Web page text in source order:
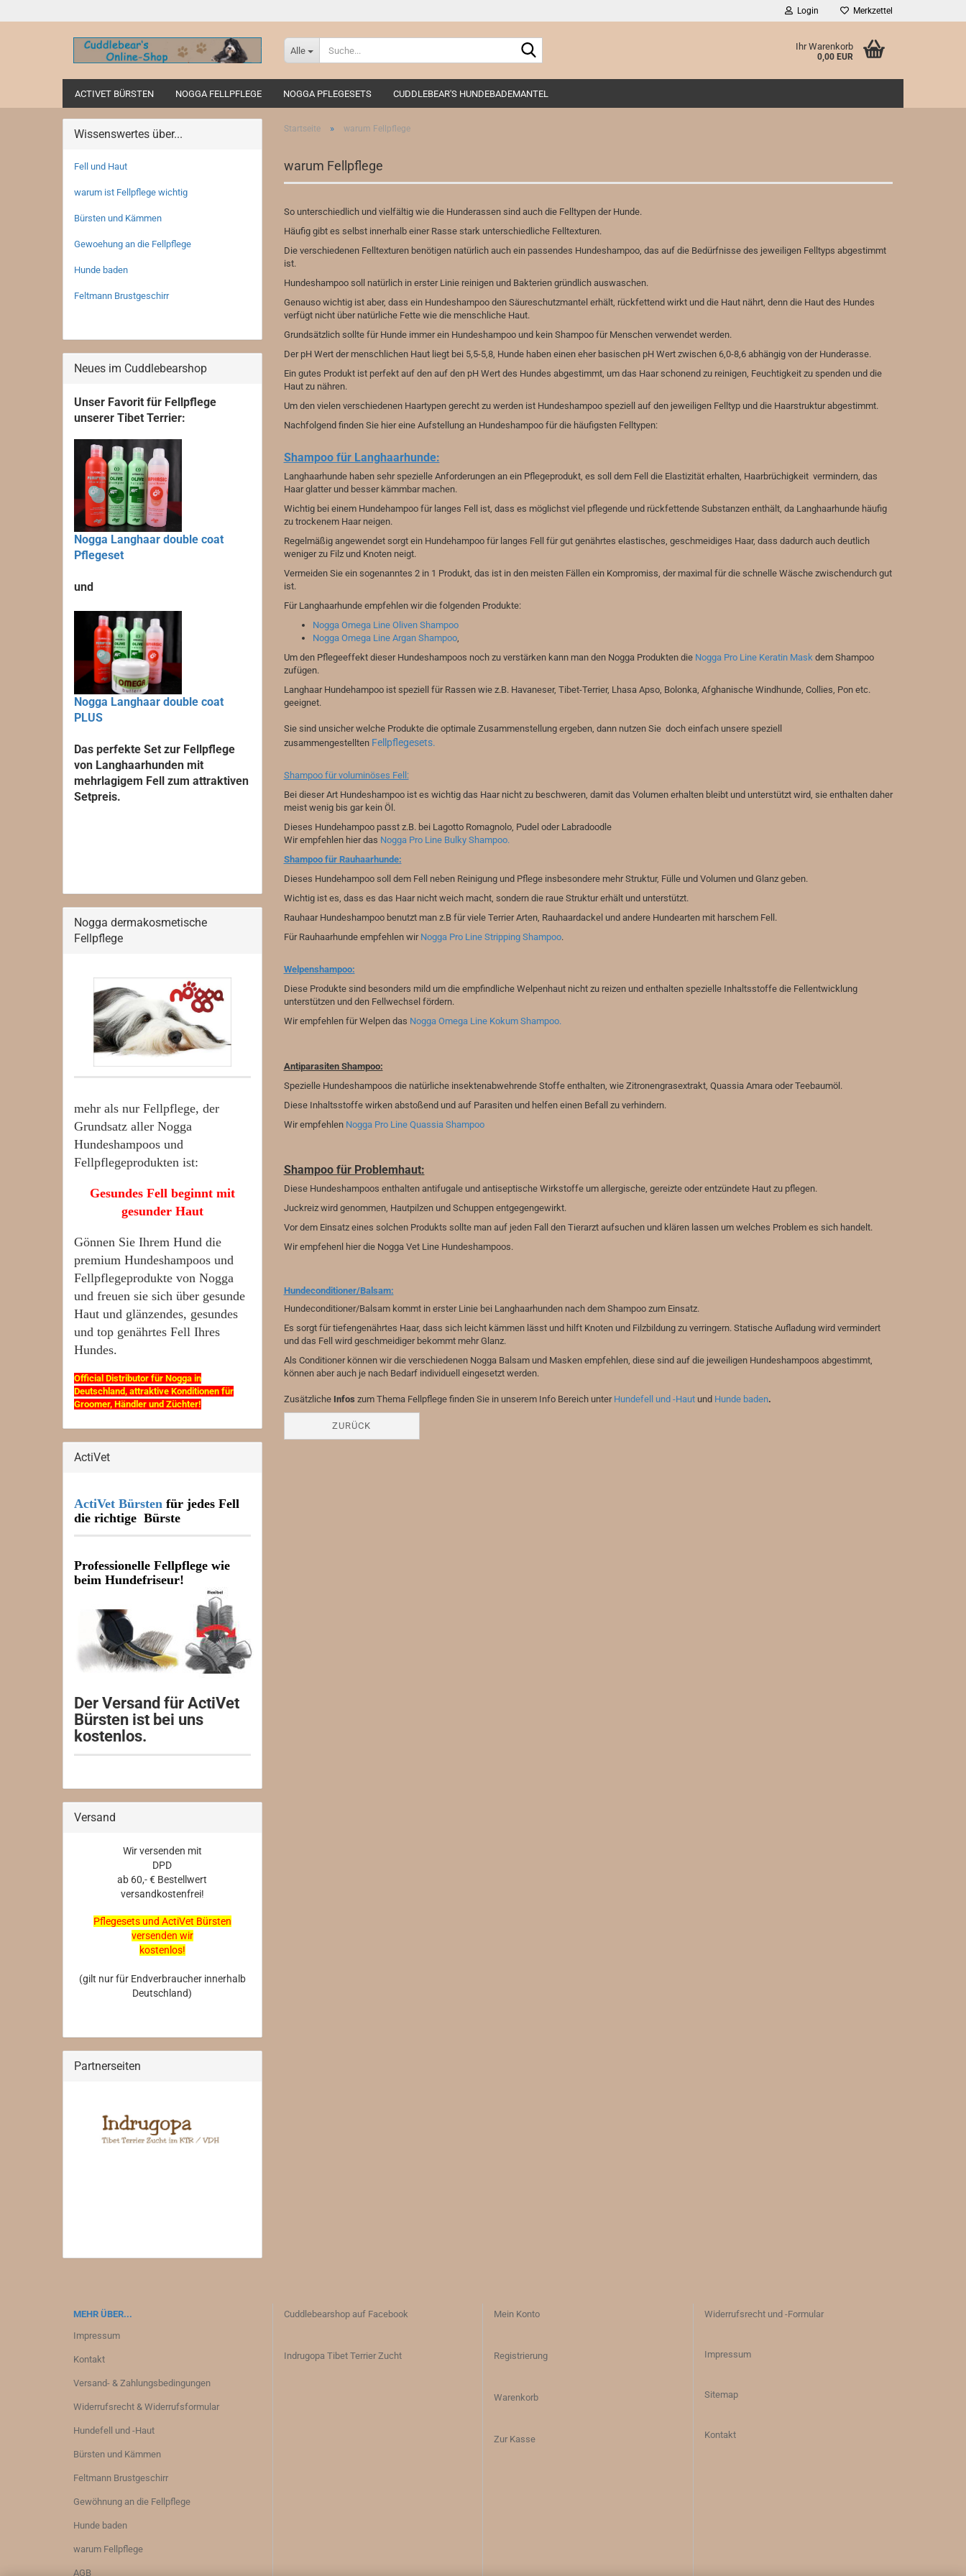
Login Merkzettel
Alle Ihr Warenkorb
0,00 EUR
ACTIVET BÜRSTEN NOGGA FELLPFLEGE NOGGA PFLEGESETS CUDDLEBEAR'S HUNDEBADEMANTEL
Startseite » warum Fellpflege
warum Fellpflege
So unterschiedlich und vielfältig wie die Hunderassen sind auch die Felltypen der Hunde.
Häufig gibt es selbst innerhalb einer Rasse stark unterschiedliche Felltexturen.
Die verschiedenen Felltexturen benötigen natürlich auch ein passendes Hundeshampoo, das auf die Bedürfnisse des jeweiligen Felltyps abgestimmt
ist.
Hundeshampoo soll natürlich in erster Linie reinigen und Bakterien gründlich auswaschen.
Genauso wichtig ist aber, dass ein Hundeshampoo den Säureschutzmantel erhält, rückfettend wirkt und die Haut nährt, denn die Haut des Hundes
verfügt nicht über natürliche Fette wie die menschliche Haut.
Grundsätzlich sollte für Hunde immer ein Hundeshampoo und kein Shampoo für Menschen verwendet werden.
Der pH Wert der menschlichen Haut liegt bei 5,5-5,8, Hunde haben einen eher basischen pH Wert zwischen 6,0-8,6 abhängig von der Hunderasse.
Ein gutes Produkt ist perfekt auf den auf den pH Wert des Hundes abgestimmt, um das Haar schonend zu reinigen, Feuchtigkeit zu spenden und die
Haut zu nähren.
Um den vielen verschiedenen Haartypen gerecht zu werden ist Hundeshampoo speziell auf den jeweiligen Felltyp und die Haarstruktur abgestimmt.
Nachfolgend finden Sie hier eine Aufstellung an Hundeshampoo für die häufigsten Felltypen:
Shampoo für Langhaarhunde:
Langhaarhunde haben sehr spezielle Anforderungen an ein Pflegeprodukt, es soll dem Fell die Elastizität erhalten, Haarbrüchigkeit vermindern, das
Haar glatter und besser kämmbar machen.
Wichtig bei einem Hundehampoo für langes Fell ist, dass es möglichst viel pflegende und rückfettende Substanzen enthält, da Langhaarhunde häufig
zu trockenem Haar neigen.
Regelmäßig angewendet sorgt ein Hundehampoo für langes Fell für gut genährtes elastisches, geschmeidiges Haar, dass dadurch auch deutlich
weniger zu Filz und Knoten neigt.
Vermeiden Sie ein sogenanntes 2 in 1 Produkt, das ist in den meisten Fällen ein Kompromiss, der maximal für die schnelle Wäsche zwischendurch gut
ist.
Für Langhaarhunde empfehlen wir die folgenden Produkte:
Nogga Omega Line Oliven Shampoo
Nogga Omega Line Argan Shampoo,
Um den Pflegeeffekt dieser Hundeshampoos noch zu verstärken kann man den Nogga Produkten die Nogga Pro Line Keratin Maskdem Shampoo
zufügen.
Langhaar Hundehampoo ist speziell für Rassen wie z.B. Havaneser, Tibet-Terrier, Lhasa Apso, Bolonka, Afghanische Windhunde, Collies, Pon etc.
geeignet.
Sie sind unsicher welche Produkte die optimale Zusammenstellung ergeben, dann nutzen Sie doch einfach unsere speziell
zusammengestellten Fellpflegesets.
Shampoo für voluminöses Fell:
Bei dieser Art Hundeshampoo ist es wichtig das Haar nicht zu beschweren, damit das Volumen erhalten bleibt und unterstützt wird, sie enthalten daher
meist wenig bis gar kein Öl.
Dieses Hundehampoo passt z.B. bei Lagotto Romagnolo, Pudel oder Labradoodle
Wir empfehlen hier das Nogga Pro Line Bulky Shampoo.
Shampoo für Rauhaarhunde:
Dieses Hundehampoo soll dem Fell neben Reinigung und Pflege insbesondere mehr Struktur, Fülle und Volumen und Glanz geben.
Wichtig ist es, dass es das Haar nicht weich macht, sondern die raue Struktur erhält und unterstützt.
Rauhaar Hundeshampoo benutzt man z.B für viele Terrier Arten, Rauhaardackel und andere Hundearten mit harschem Fell.
Für Rauhaarhunde empfehlen wir Nogga Pro Line Stripping Shampoo.
Welpenshampoo:
Diese Produkte sind besonders mild um die empfindliche Welpenhaut nicht zu reizen und enthalten spezielle Inhaltsstoffe die Fellentwicklung
unterstützen und den Fellwechsel fördern.
Wir empfehlen für Welpen das Nogga Omega Line Kokum Shampoo.
Antiparasiten Shampoo:
Spezielle Hundeshampoos die natürliche insektenabwehrende Stoffe enthalten, wie Zitronengrasextrakt, Quassia Amara oder Teebaumöl.
Diese Inhaltsstoffe wirken abstoßend und auf Parasiten und helfen einen Befall zu verhindern.
Wir empfehlen Nogga Pro Line Quassia Shampoo
Shampoo für Problemhaut:
Diese Hundeshampoos enthalten antifugale und antiseptische Wirkstoffe um allergische, gereizte oder entzündete Haut zu pflegen.
Juckreiz wird genommen, Hautpilzen und Schuppen entgegengewirkt.
Vor dem Einsatz eines solchen Produkts sollte man auf jeden Fall den Tierarzt aufsuchen und klären lassen um welches Problem es sich handelt.
Wir empfehenl hier die Nogga Vet Line Hundeshampoos.
Hundeconditioner/Balsam:
Hundeconditioner/Balsam kommt in erster Linie bei Langhaarhunden nach dem Shampoo zum Einsatz.
Es sorgt für tiefengenährtes Haar, dass sich leicht kämmen lässt und hilft Knoten und Filzbildung zu verringern. Statische Aufladung wird vermindert
und das Fell wird geschmeidiger bekommt mehr Glanz.
Als Conditioner können wir die verschiedenen Nogga Balsam und Masken empfehlen, diese sind auf die jeweiligen Hundeshampoos abgestimmt,
können aber auch je nach Bedarf individuell eingesetzt werden.
Zusätzliche Infos zum Thema Fellpflege finden Sie in unserem Info Bereich unter Hundefell und -Hautund Hunde baden.
ZURÜCK
Wissenswertes über...
Fell und Haut
warum ist Fellpflege wichtig
Bürsten und Kämmen
Gewoehung an die Fellpflege
Hunde baden
Feltmann Brustgeschirr
Neues im Cuddlebearshop
Unser Favorit für Fellpflege
unserer Tibet Terrier:
Nogga Langhaar double coat
Pflegeset
und
Nogga Langhaar double coat
PLUS
Das perfekte Set zur Fellpflege
von Langhaarhunden mit
mehrlagigem Fell zum attraktiven
Setpreis.
Nogga dermakosmetische
Fellpflege
mehr als nur Fellpflege, der
Grundsatz aller Nogga
Hundeshampoos und
Fellpflegeprodukten ist:
Gesundes Fell beginnt mit
gesunder Haut
Gönnen Sie Ihrem Hund die
premium Hundeshampoos und
Fellpflegeprodukte von Nogga
und freuen sie sich über gesunde
Haut und glänzendes, gesundes
und top genährtes Fell Ihres
Hundes.
Official Distributor für Nogga in
Deutschland, attraktive Konditionen für
Groomer, Händler und Züchter!
ActiVet
ActiVet Bürsten für jedes Fell
die richtige Bürste
Professionelle Fellpflege wie
beim Hundefriseur!
Der Versand für ActiVet
Bürsten ist bei uns
kostenlos.
Versand
Wir versenden mit
DPD
ab 60,- € Bestellwert
versandkostenfrei!
Pflegesets und ActiVet Bürsten
versenden wir
kostenlos!
(gilt nur für Endverbraucher innerhalb
Deutschland)
Partnerseiten
MEHR ÜBER...
Impressum
Kontakt
Versand- & Zahlungsbedingungen
Widerrufsrecht & Widerrufsformular
Hundefell und -Haut
Bürsten und Kämmen
Feltmann Brustgeschirr
Gewöhnung an die Fellpflege
Hunde baden
warum Fellpflege
AGB
Cuddlebearshop auf Facebook
Indrugopa Tibet Terrier Zucht
Mein Konto
Registrierung
Warenkorb
Zur Kasse
Widerrufsrecht und -Formular
Impressum
Sitemap
Kontakt